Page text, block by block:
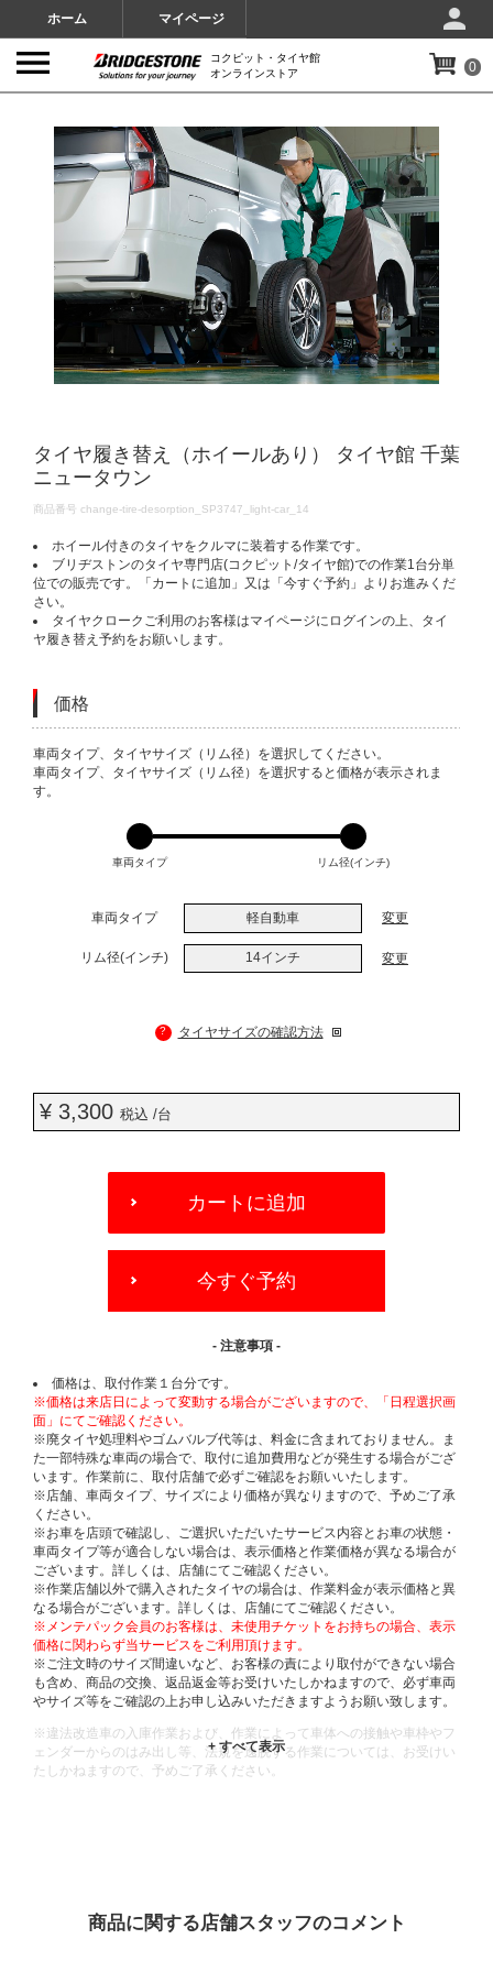
ホーム マイページ
コクピット・タイヤ館
オンラインストア
0
タイヤ履き替え（ホイールあり） タイヤ館 千葉
ニュータウン
DETAILS
商品番号 change-tire-desorption_SP3747_light-car_14
ホイール付きのタイヤをクルマに装着する作業です。
ブリヂストンのタイヤ専門店(コクピット/タイヤ館)での作業1台分単
位での販売です。「カートに追加」又は「今すぐ予約」よりお進みくだ
さい。
タイヤクロークご利用のお客様はマイページにログインの上、タイ
ヤ履き替え予約をお願いします。
価格
VARIATIONS
車両タイプ、タイヤサイズ（リム径）を選択してください。
車両タイプ、タイヤサイズ（リム径）を選択すると価格が表示されま
す。
車両タイプ リム径(インチ)
車両タイプ 軽自動車 変更
リム径(インチ) 14インチ 変更
? タイヤサイズの確認方法
¥ 3,300 税込 /台
OPTIONS
カートに追加
今すぐ予約
- 注意事項 -
価格は、取付作業１台分です。
※価格は来店日によって変動する場合がございますので、「日程選択画
面」にてご確認ください。
※廃タイヤ処理料やゴムバルブ代等は、料金に含まれておりません。ま
た一部特殊な車両の場合で、取付に追加費用などが発生する場合がござ
います。作業前に、取付店舗で必ずご確認をお願いいたします。
※店舗、車両タイプ、サイズにより価格が異なりますので、予めご了承
ください。
※お車を店頭で確認し、ご選択いただいたサービス内容とお車の状態・
車両タイプ等が適合しない場合は、表示価格と作業価格が異なる場合が
ございます。詳しくは、店舗にてご確認ください。
※作業店舗以外で購入されたタイヤの場合は、作業料金が表示価格と異
なる場合がございます。詳しくは、店舗にてご確認ください。
※メンテパック会員のお客様は、未使用チケットをお持ちの場合、表示
価格に関わらず当サービスをご利用頂けます。
※ご注文時のサイズ間違いなど、お客様の責により取付ができない場合
も含め、商品の交換、返品返金等お受けいたしかねますので、必ず車両
やサイズ等をご確認の上お申し込みいただきますようお願い致します。
※違法改造車の入庫作業および、作業によって車体への接触や車枠やフ
ェンダーからのはみ出し等、法規を逸脱する作業については、お受けい
たしかねますので、予めご了承ください。
商品に関する店舗スタッフのコメント